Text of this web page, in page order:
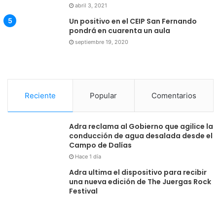
abril 3, 2021
Un positivo en el CEIP San Fernando
pondrá en cuarenta un aula
septiembre 19, 2020
Reciente Popular Comentarios
Adra reclama al Gobierno que agilice la
conducción de agua desalada desde el
Campo de Dalías
Hace 1 día
Adra ultima el dispositivo para recibir
una nueva edición de The Juergas Rock
Festival